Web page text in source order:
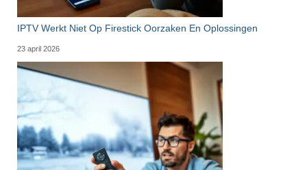
IPTV Werkt Niet Op Firestick Oorzaken En Oplossingen
23 april 2026